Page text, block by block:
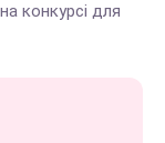
конкурсі для